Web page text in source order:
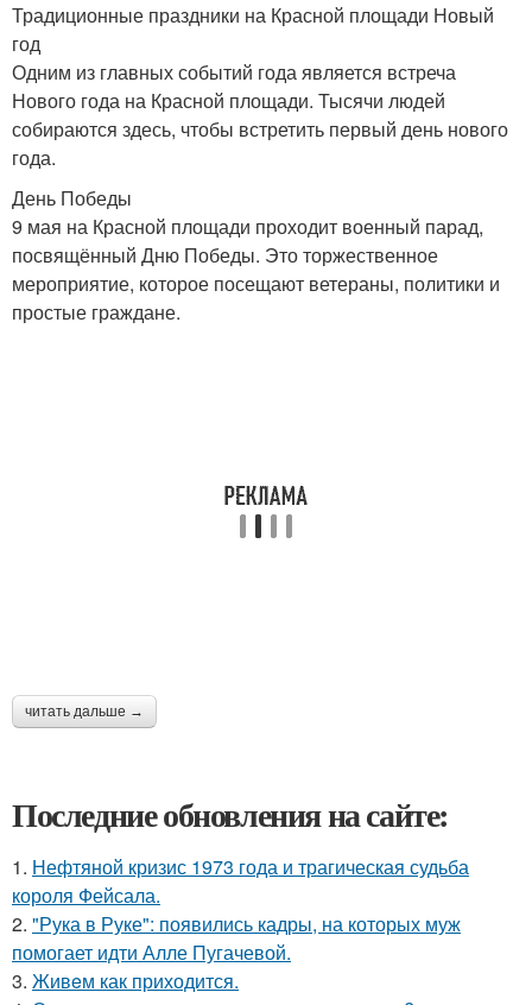
Традиционные праздники на Красной площади Новый
год
Одним из главных событий года является встреча
Нового года на Красной площади. Тысячи людей
собираются здесь, чтобы встретить первый день нового
года.
День Победы
9 мая на Красной площади проходит военный парад,
посвящённый Дню Победы. Это торжественное
мероприятие, которое посещают ветераны, политики и
простые граждане.
читать дальше →
Последние обновления на сайте:
1. Нефтяной кризис 1973 года и трагическая судьба
короля Фейсала.
2. "Рука в Руке": появились кадры, на которых муж
помогает идти Алле Пугачевой.
3. Живeм как приходится.